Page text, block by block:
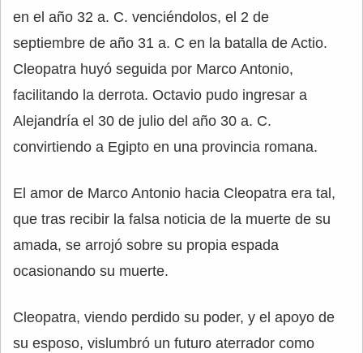
en el año 32 a. C. venciéndolos, el 2 de
septiembre de año 31 a. C en la batalla de Actio.
Cleopatra huyó seguida por Marco Antonio,
facilitando la derrota. Octavio pudo ingresar a
Alejandría el 30 de julio del año 30 a. C.
convirtiendo a Egipto en una provincia romana.
El amor de Marco Antonio hacia Cleopatra era tal,
que tras recibir la falsa noticia de la muerte de su
amada, se arrojó sobre su propia espada
ocasionando su muerte.
Cleopatra, viendo perdido su poder, y el apoyo de
su esposo, vislumbró un futuro aterrador como